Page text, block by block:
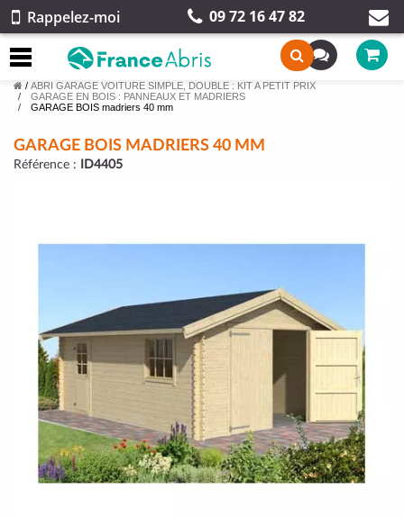
Rappelez-moi 09 72 16 47 82
/ ABRI GARAGE VOITURE SIMPLE, DOUBLE : KIT A PETIT PRIX
GARAGE EN BOIS : PANNEAUX ET MADRIERS
GARAGE BOIS madriers 40 mm
GARAGE BOIS MADRIERS 40 MM
Référence : ID4405